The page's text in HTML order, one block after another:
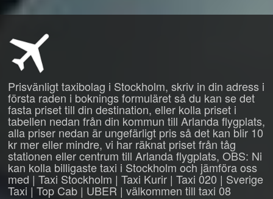
Prisvänligt taxibolag i Stockholm, skriv in din adress i
första raden i boknings formuläret så du kan se det
fasta priset till din destination, eller kolla priset i
tabellen nedan från din kommun till Arlanda flygplats,
alla priser nedan är ungefärligt pris så det kan blir 10
kr mer eller mindre, vi har räknat priset från tåg
stationen eller centrum till Arlanda flygplats, OBS: Ni
kan kolla billigaste taxi i Stockholm och jämföra oss
med | Taxi Stockholm | Taxi Kurir | Taxi 020 | Sverige
Taxi | Top Cab | UBER | välkommen till taxi 08